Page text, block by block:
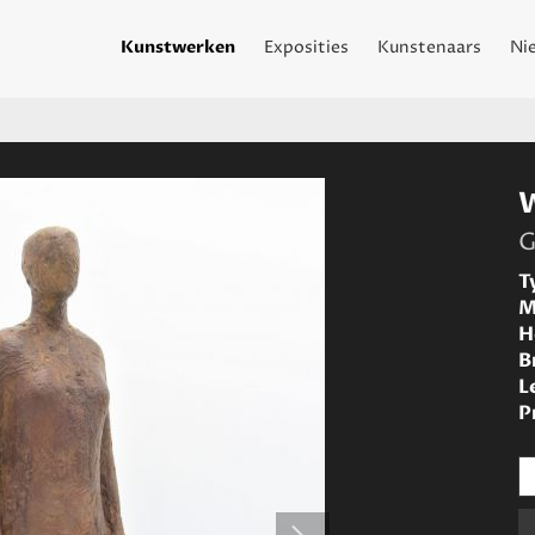
Kunstwerken Exposities Kunstenaars